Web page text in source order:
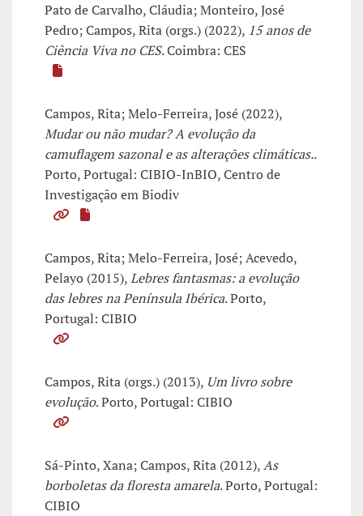
Pato de Carvalho, Cláudia; Monteiro, José
Pedro; Campos, Rita (orgs.) (2022), 15 anos de
Ciência Viva no CES. Coimbra: CES
Campos, Rita; Melo-Ferreira, José (2022),
Mudar ou não mudar? A evolução da
camuflagem sazonal e as alterações climáticas..
Porto, Portugal: CIBIO-InBIO, Centro de
Investigação em Biodiv
Campos, Rita; Melo-Ferreira, José; Acevedo,
Pelayo (2015),Lebres fantasmas: a evolução
das lebres na Península Ibérica. Porto,
Portugal: CIBIO
Campos, Rita (orgs.) (2013), Um livro sobre
evolução. Porto, Portugal: CIBIO
Sá-Pinto, Xana; Campos, Rita (2012),As
borboletas da floresta amarela. Porto, Portugal:
CIBIO